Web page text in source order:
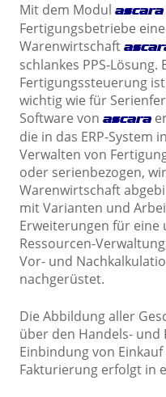
Mit dem Modul ascara
Fertigungsbetriebe
Warenwirtschaft
schlankes PPS-
Fertigungssteuerung
wichtig wie für
Software von ascara
die in das ERP-System
Verwalten von
oder serienbezogen,
Warenwirtschaft
mit Varianten und
Erweiterungen für eine
Ressourcen-
Vor- und
nachgerüstet.
Die Abbildung aller
über den Handels-
Einbindung von
Fakturierung erfolgt in